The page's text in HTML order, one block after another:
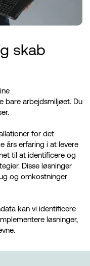
skab
bare arbejdsmiljøet. Du
for det
års erfaring i at levere
til at identificere og
Disse løsninger
og omkostninger
kan vi identificere
løsninger,